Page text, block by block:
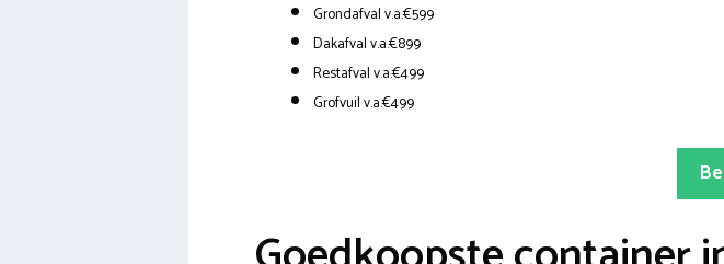
Grondafval v.a.€599
Dakafval v.a.€899
Restafval v.a.€499
Grofvuil v.a.€499